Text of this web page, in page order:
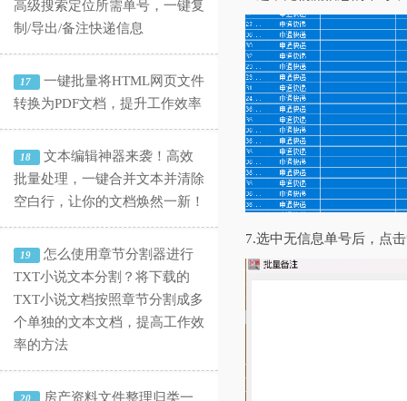
高级搜索定位所需单号，一键复
制/导出/备注快递信息
17
一键批量将HTML网页文件
转换为PDF文档，提升工作效率
18
文本编辑神器来袭！高效
批量处理，一键合并文本并清除
空白行，让你的文档焕然一新！
19
怎么使用章节分割器进行
TXT小说文本分割？将下载的
TXT小说文档按照章节分割成多
个单独的文本文档，提高工作效
率的方法
20
房产资料文件整理归类一
7.选中无信息单号后，点